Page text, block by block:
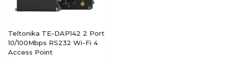
Teltonika TE-DAP142 2 Port
10/100Mbps RS232 Wi-Fi 4
Access Point